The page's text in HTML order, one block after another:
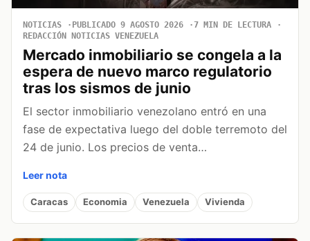
NOTICIAS PUBLICADO 9 AGOSTO 2026
7 MIN DE LECTURA
REDACCIÓN NOTICIAS VENEZUELA
Mercado inmobiliario se congela a la
espera de nuevo marco regulatorio
tras los sismos de junio
El sector inmobiliario venezolano entró en una
fase de expectativa luego del doble terremoto del
24 de junio. Los precios de venta…
Leer nota
Caracas Economia Venezuela Vivienda